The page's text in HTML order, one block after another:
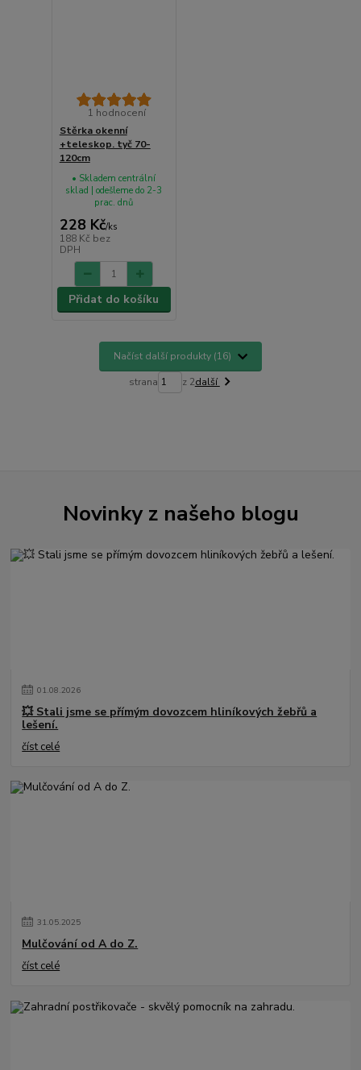
1 hodnocení
Stěrka okenní
+teleskop. tyč 70-
120cm
228 Kč/ks
188 Kč bez
DPH
• Skladem centrální
sklad | odešleme do 2-3
prac. dnů
Přidat do košíku
Načíst další produkty (16)
strana z 2další
Novinky z našeho blogu
01.08.2026
💥 Stali jsme se přímým dovozcem hliníkových žebřů a
lešení.
číst celé
31.05.2025
Mulčování od A do Z.
číst celé